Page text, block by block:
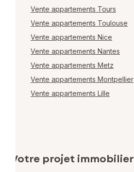
Vente appartements Tours
Vente appartements Toulouse
Vente appartements Nice
Vente appartements Nantes
Vente appartements Metz
Vente appartements Montpellier
Vente appartements Lille
Votre projet immobilier